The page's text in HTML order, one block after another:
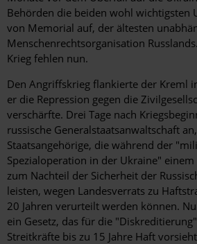
Behörden die beiden wohl wichtigsten
von Memorial auf, der ältesten
Menschenrechtsorganisation
Krieg fehlen nun.
Den Angriffskrieg flankierte der Kreml
er die Repression gegen die
verschärfte. Drei Tage nach
russische Generalstaatsanwaltschaft
Staatsangehörige, die während der
Spezialoperation in der Ukraine" einem
zum Nachteil der Sicherheit der
leisten, wegen Landesverrats zu
20 Jahren verurteilt werden können.
ein Gesetz, das für die
Streitkräfte bis zu 15 Jahre Haft